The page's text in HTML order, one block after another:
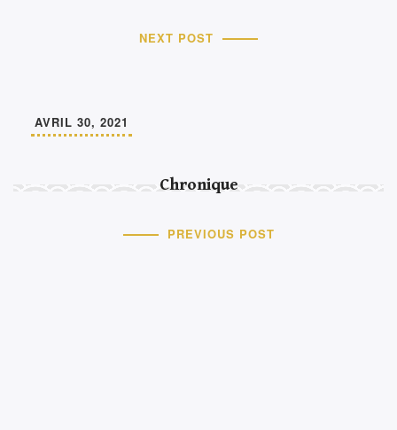
NEXT POST
Chronique
AVRIL 30, 2021
PREVIOUS POST